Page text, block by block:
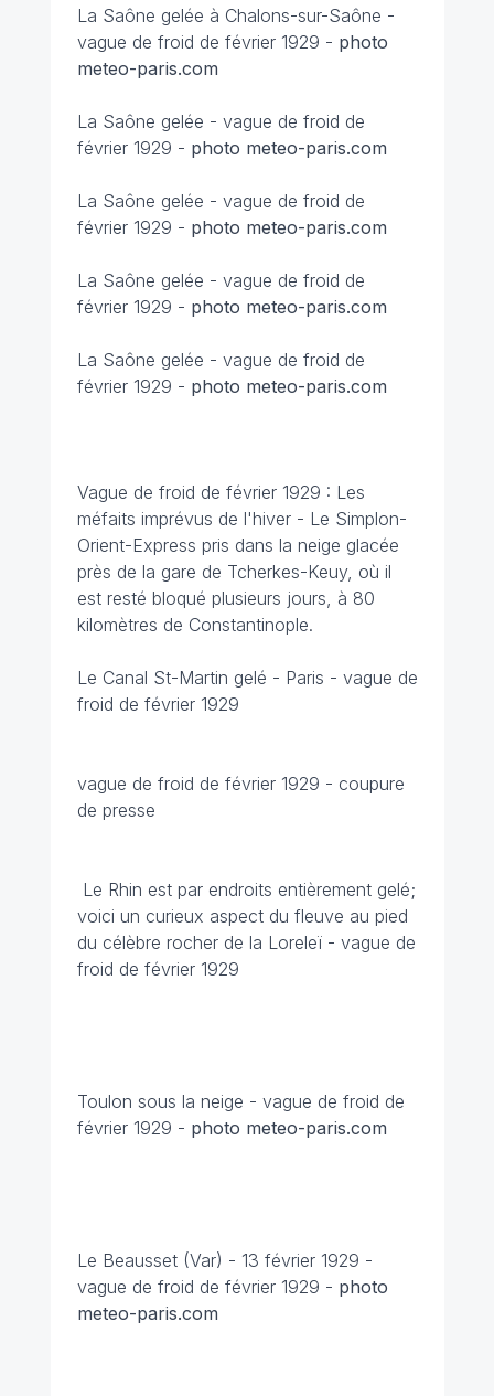
La Saône gelée à Chalons-sur-Saône -
vague de froid de février 1929 - photo
meteo-paris.com
La Saône gelée - vague de froid de
février 1929 - photo meteo-paris.com
La Saône gelée - vague de froid de
février 1929 - photo meteo-paris.com
La Saône gelée - vague de froid de
février 1929 - photo meteo-paris.com
La Saône gelée - vague de froid de
février 1929 - photo meteo-paris.com
Vague de froid de février 1929 : Les
méfaits imprévus de l'hiver - Le Simplon-
Orient-Express pris dans la neige glacée
près de la gare de Tcherkes-Keuy, où il
est resté bloqué plusieurs jours, à 80
kilomètres de Constantinople.
Le Canal St-Martin gelé - Paris - vague de
froid de février 1929
vague de froid de février 1929 - coupure
de presse
Le Rhin est par endroits entièrement gelé;
voici un curieux aspect du fleuve au pied
du célèbre rocher de la Loreleï - vague de
froid de février 1929
Toulon sous la neige - vague de froid de
février 1929 - photo meteo-paris.com
Le Beausset (Var) - 13 février 1929 -
vague de froid de février 1929 - photo
meteo-paris.com